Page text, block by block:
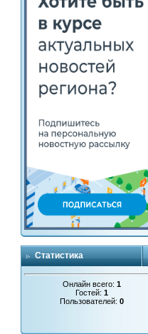
Статистика
Онлайн всего:1
Гостей:1
Пользователей:0